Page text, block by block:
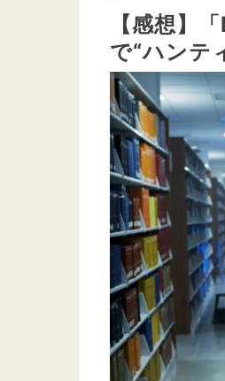
【感想】
で“ハンテ